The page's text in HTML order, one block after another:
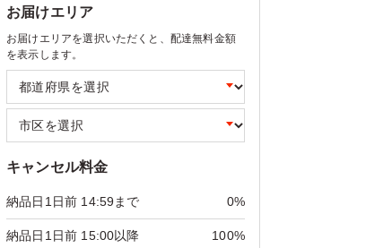
お届けエリア
お届けエリアを選択いただくと、配達無料金額
を表示します。
キャンセル料金
納品日1日前 14:59まで 0%
納品日1日前 15:00以降 100%